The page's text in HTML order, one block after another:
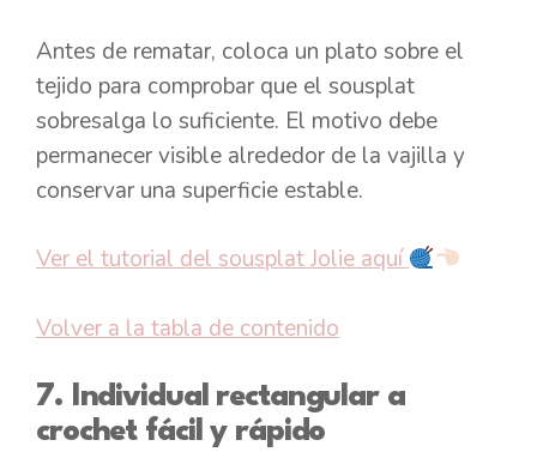
Antes de rematar, coloca un plato sobre el
tejido para comprobar que el sousplat
sobresalga lo suficiente. El motivo debe
permanecer visible alrededor de la vajilla y
conservar una superficie estable.
Ver el tutorial del sousplat Jolie aquí
Volver a la tabla de contenido
7. Individual rectangular a
crochet fácil y rápido